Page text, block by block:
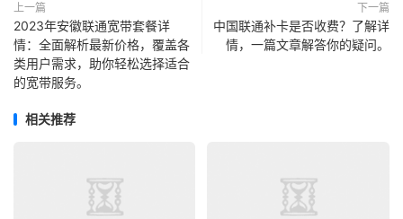
上一篇
2023年安徽联通宽带套餐详
情：全面解析最新价格，覆盖各
类用户需求，助你轻松选择适合
的宽带服务。
下一篇
中国联通补卡是否收费？了解详
情，一篇文章解答你的疑问。
相关推荐